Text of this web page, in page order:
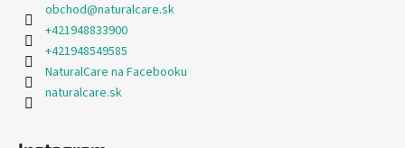
obchod@naturalcare.sk
+421948833900
+421948549585
NaturalCare na Facebooku
naturalcare.sk